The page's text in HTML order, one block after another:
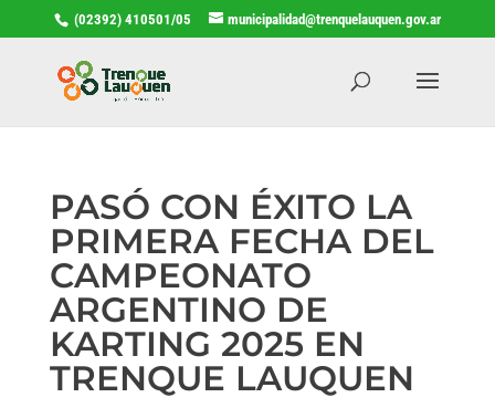
(02392) 410501/05 municipalidad@trenquelauquen.gov.ar
PASÓ CON ÉXITO LA
PRIMERA FECHA DEL
CAMPEONATO
ARGENTINO DE
KARTING 2025 EN
TRENQUE LAUQUEN